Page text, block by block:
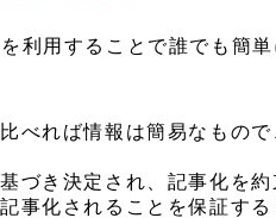
利用することで誰でも簡単
べれば情報は簡易なもの
づき決定され、記事化を約
事化されることを保証する